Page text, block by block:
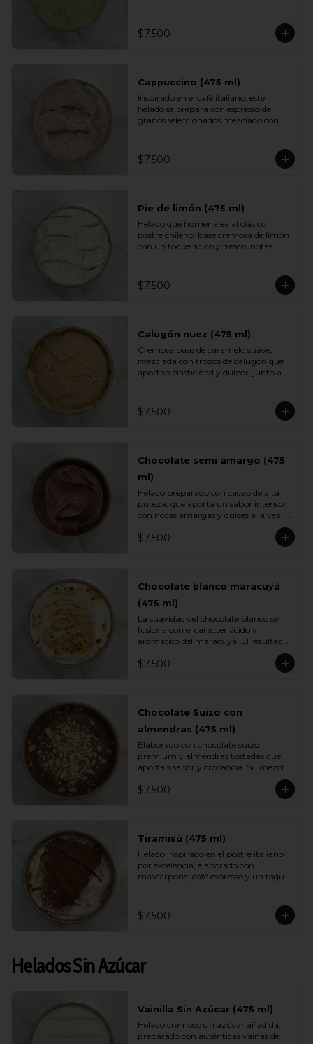
elegante, ideal para quienes prefieren
sabores más nobles y sofisticados.
$7.500
Cappuccino (475 ml)
Inspirado en el café italiano, este
helado se prepara con espresso de
granos seleccionados mezclado con
con un sabor profundo que encantará
a quienes disfrutan del buen café.
$7.500
Pie de limón (475 ml)
Helado que homenajea al clásico
postre chileno: base cremosa de limón
con un toque ácido y fresco, notas
Un sabor equilibrado, luminoso y muy
adictivo.
$7.500
Calugón nuez (475 ml)
Cremosa base de caramelo suave,
mezclada con trozos de calugón que
aportan elasticidad y dulzor, junto a
golosa e intensa para fanáticos del
caramelo clásico.
$7.500
Chocolate semi amargo (475
ml)
Helado preparado con cacao de alta
pureza, que aporta un sabor intenso
con notas amargas y dulces a la vez.
profundo lo convierten en un
$7.500
Chocolate blanco maracuyá
(475 ml)
La suavidad del chocolate blanco se
fusiona con el carácter ácido y
aromático del maracuyá. El resultado
sorprendentemente fresco. Una
mezcla tropical elegante perfecta para
$7.500
Chocolate Suizo con
almendras (475 ml)
Elaborado con chocolate suizo
premium y almendras tostadas que
aportan sabor y crocancia. Su mezcla
equilibrio perfecto entre intensidad,
dulzor y textura. Un sabor sofisticado
$7.500
Tiramisú (475 ml)
Helado inspirado en el postre italiano
por excelencia, elaborado con
mascarpone, café espresso y un toque
esencia del tiramisú tradicional en
versión helada.
$7.500
Helados Sin Azúcar
Vainilla Sin Azúcar (475 ml)
Helado cremoso sin azúcar añadida,
preparado con auténticas vainas de